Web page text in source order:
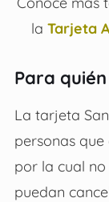
la Tarjeta
Para
La tarjeta
personas
por la cual
puedan